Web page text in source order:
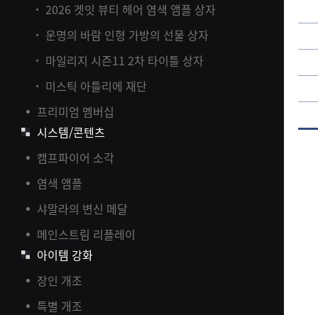
2026 겟잇 뷰티 헤어 염색 앰플 상자
운명의 바람 인형 가방의 선물 상자
마일리지 시즌11 2차 타이틀 상자
미스틱 아틀리에 재단
프리미엄 멤버십
시스템/콘텐츠
캠프파이어 소각
염색 앰플
샤말라의 변신 메달
메인스트림 리플레이
아이템 강화
장인 개조
특별 개조